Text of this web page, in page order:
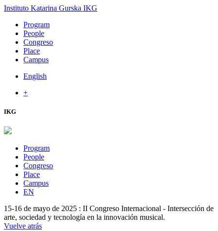
Instituto Katarina Gurska IKG
Program
People
Congreso
Place
Campus
English
+
IKG
Program
People
Congreso
Place
Campus
EN
15-16 de mayo de 2025 : II Congreso Internacional - Intersección de
arte, sociedad y tecnología en la innovación musical.
Vuelve atrás